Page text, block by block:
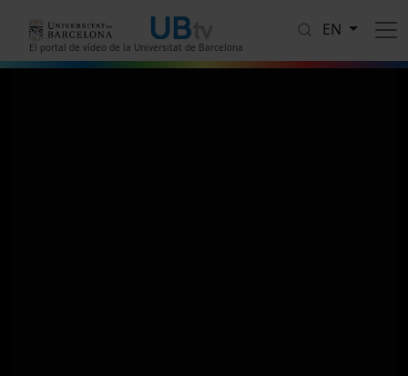
El portal de vídeo de la Universitat de Barcelona
EN